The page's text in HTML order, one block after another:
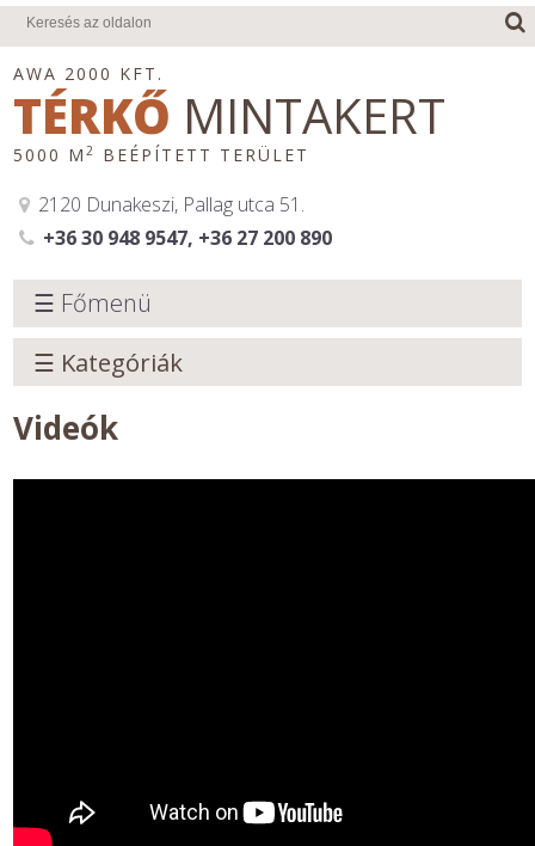
AWA 2000 KFT.
TÉRKŐ MINTAKERT
5000 M2 BEÉPÍTETT TERÜLET
2120 Dunakeszi, Pallag utca 51.
+36 30 948 9547, +36 27 200 890
☰ Főmenü
☰ Kategóriák
Videók